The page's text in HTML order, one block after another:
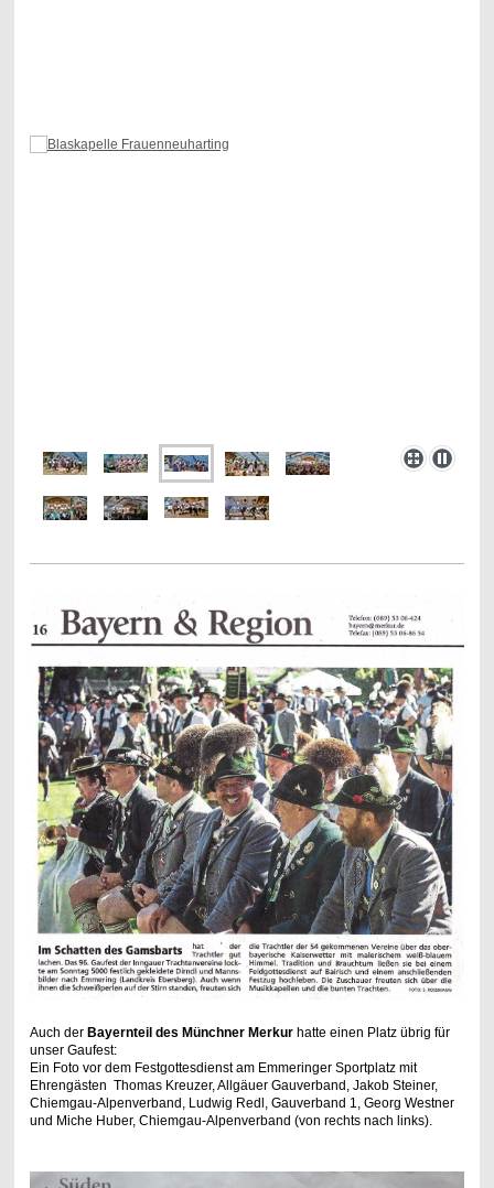
Auch der Bayernteil des Münchner Merkurhatte einen Platz übrig für
unser Gaufest:
Ein Foto vor dem Festgottesdienst am Emmeringer Sportplatz mit
Ehrengästen Thomas Kreuzer, Allgäuer Gauverband, Jakob Steiner,
Chiemgau-Alpenverband, Ludwig Redl, Gauverband 1, Georg Westner
und Miche Huber, Chiemgau-Alpenverband (von rechts nach links).